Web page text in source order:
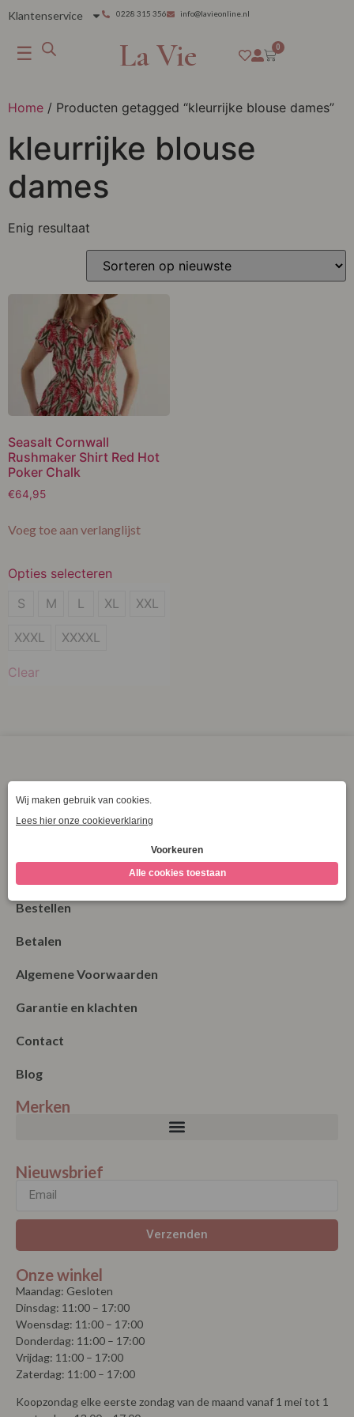
Klantenservice 0228 315 356 info@lavieonline.nl
☰ La Vie 0
Home / Producten getagged “kleurrijke blouse dames”
kleurrijke blouse
dames
Enig resultaat
Seasalt Cornwall
Rushmaker Shirt Red Hot
Poker Chalk
€64,95
Voeg toe aan verlanglijst
Opties selecteren
S
M
XXXXL
S M L XL XXL
XXXL XXXXL
Clear
La Vie Spaarpunten
Bestellen
Betalen
Algemene Voorwaarden
Garantie en klachten
Contact
Blog
Merken
Nieuwsbrief
Verzenden
Onze winkel
Maandag: Gesloten
Dinsdag: 11:00 – 17:00
Woensdag: 11:00 – 17:00
Donderdag: 11:00 – 17:00
Vrijdag: 11:00 – 17:00
Zaterdag: 11:00 – 17:00
Koopzondag elke eerste zondag van de maand vanaf 1 mei tot 1